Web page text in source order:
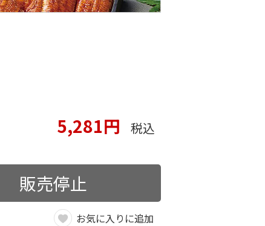
5,281円 税込
販売停止
お気に入りに追加